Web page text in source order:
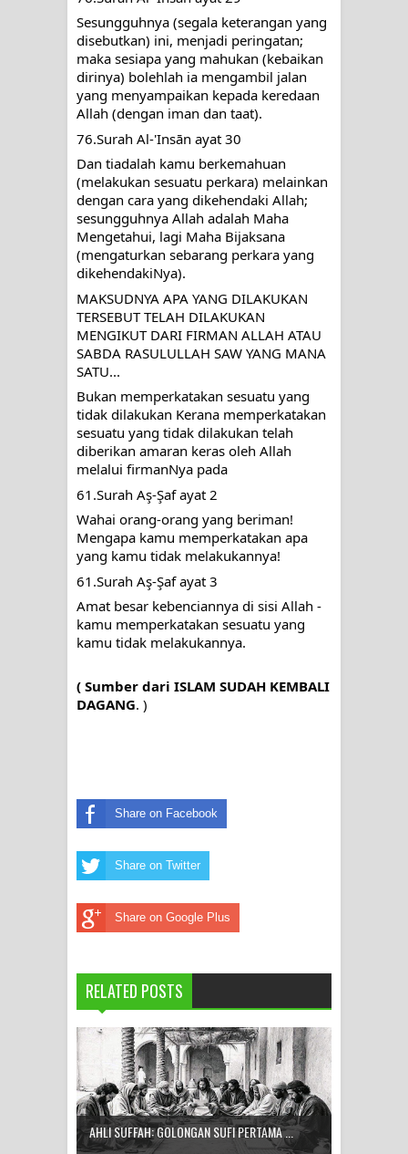
Sesungguhnya (segala keterangan yang
disebutkan) ini, menjadi peringatan;
maka sesiapa yang mahukan (kebaikan
dirinya) bolehlah ia mengambil jalan
yang menyampaikan kepada keredaan
Allah (dengan iman dan taat).
76.Surah Al-'Insān ayat 30
Dan tiadalah kamu berkemahuan
(melakukan sesuatu perkara) melainkan
dengan cara yang dikehendaki Allah;
sesungguhnya Allah adalah Maha
Mengetahui, lagi Maha Bijaksana
(mengaturkan sebarang perkara yang
dikehendakiNya).
MAKSUDNYA APA YANG DILAKUKAN
TERSEBUT TELAH DILAKUKAN
MENGIKUT DARI FIRMAN ALLAH ATAU
SABDA RASULULLAH SAW YANG MANA
SATU...
Bukan memperkatakan sesuatu yang
tidak dilakukan Kerana memperkatakan
sesuatu yang tidak dilakukan telah
diberikan amaran keras oleh Allah
melalui firmanNya pada
61.Surah Aş-Şaf ayat 2
Wahai orang-orang yang beriman!
Mengapa kamu memperkatakan apa
yang kamu tidak melakukannya!
61.Surah Aş-Şaf ayat 3
Amat besar kebenciannya di sisi Allah -
kamu memperkatakan sesuatu yang
kamu tidak melakukannya.
( Sumber dari ISLAM SUDAH KEMBALI
DAGANG. )
Share on Facebook
Share on Twitter
Share on Google Plus
RELATED POSTS
AHLI SUFFAH: GOLONGAN SUFI PERTAMA ...